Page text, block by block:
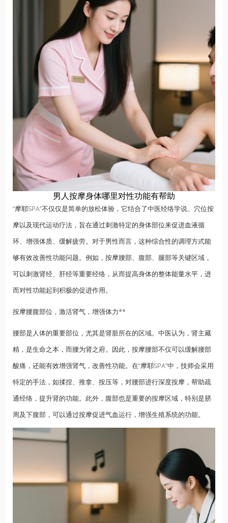
男人按摩身体哪里对性功能有帮助
“摩耶SPA”不仅仅是简单的放松体验，它结合了中医经络学说、穴位按
摩以及现代运动疗法，旨在通过刺激特定的身体部位来促进血液循
环、增强体质、缓解疲劳。对于男性而言，这种综合性的调理方式能
够有效改善性功能问题。例如，按摩腰部、腹部、腿部等关键区域，
可以刺激肾经、肝经等重要经络，从而提高身体的整体能量水平，进
而对性功能起到积极的促进作用。
按摩腰腹部位，激活肾气，增强体力**
腰部是人体的重要部位，尤其是肾脏所在的区域。中医认为，肾主藏
精，是生命之本，而腰为肾之府。因此，按摩腰部不仅可以缓解腰部
酸痛，还能有效增强肾气，改善性功能。在“摩耶SPA”中，技师会采用
特定的手法，如揉捏、推拿、按压等，对腰部进行深度按摩，帮助疏
通经络，提升肾的功能。此外，腹部也是重要的按摩区域，特别是脐
周及下腹部，可以通过按摩促进气血运行，增强生殖系统的功能。